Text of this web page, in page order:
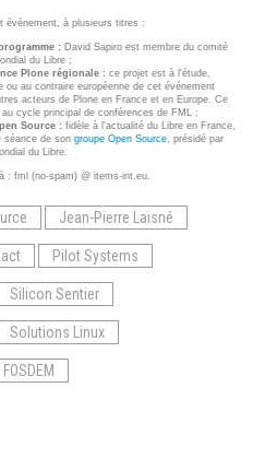
ACTU
ACTU CLOUD
ACTU TRANSFORMATION
ACTU PILOT SYSTEMS
ACTU COMMUNAUTÉ
événement, à plusieurs titres :
: David Sapiro est membre du comité
du Libre ;
Plone régionale : ce projet est à l'étude,
ou au contraire européenne de cet événement
acteurs de Plone en France et en Europe. Ce
cycle principal de conférences de FML ;
Source : fidèle à l'actualité du Libre en France,
séance de son groupe Open Source, présidé par
du Libre.
: fml (no-spam) @ items-int.eu.
Jean-Pierre Laisné
Pilot Systems
Silicon Sentier
Solutions Linux
FOSDEM